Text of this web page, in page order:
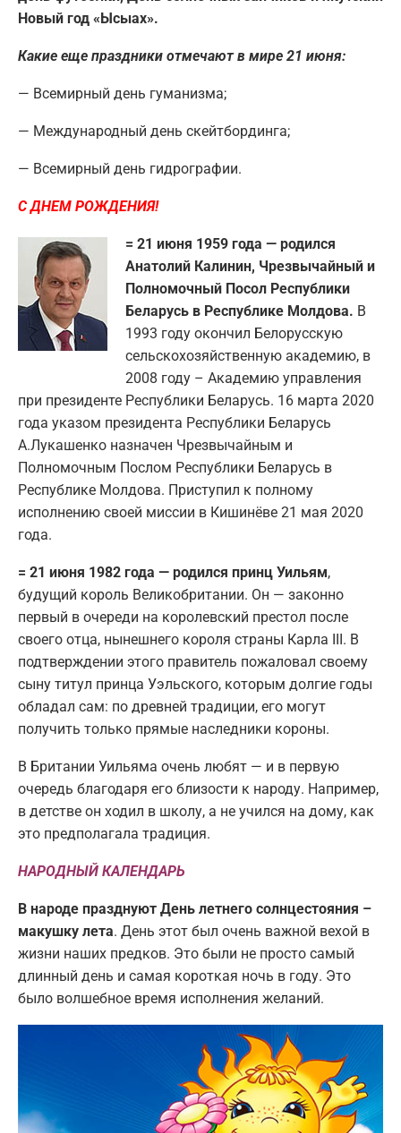
Новый год «Ысыах».
Какие еще праздники отмечают в мире 21 июня:
— Всемирный день гуманизма;
— Международный день скейтбординга;
— Всемирный день гидрографии.
С ДНЕМ РОЖДЕНИЯ!
= 21 июня 1959 года — родился
Анатолий Калинин, Чрезвычайный и
Полномочный Посол Республики
Беларусь в Республике Молдова. В
1993 году окончил Белорусскую
сельскохозяйственную академию, в
2008 году – Академию управления
при президенте Республики Беларусь. 16 марта 2020
года указом президента Республики Беларусь
А.Лукашенко назначен Чрезвычайным и
Полномочным Послом Республики Беларусь в
Республике Молдова. Приступил к полному
исполнению своей миссии в Кишинёве 21 мая 2020
года.
= 21 июня 1982 года — родился принц Уильям,
будущий король Великобритании. Он — законно
первый в очереди на королевский престол после
своего отца, нынешнего короля страны Карла III. В
подтверждении этого правитель пожаловал своему
сыну титул принца Уэльского, которым долгие годы
обладал сам: по древней традиции, его могут
получить только прямые наследники короны.
В Британии Уильяма очень любят — и в первую
очередь благодаря его близости к народу. Например,
в детстве он ходил в школу, а не учился на дому, как
это предполагала традиция.
НАРОДНЫЙ КАЛЕНДАРЬ
В народе празднуют День летнего солнцестояния –
макушку лета. День этот был очень важной вехой в
жизни наших предков. Это были не просто самый
длинный день и самая короткая ночь в году. Это
было волшебное время исполнения желаний.